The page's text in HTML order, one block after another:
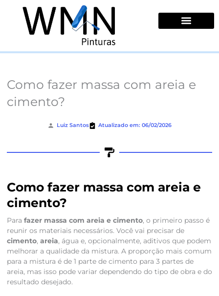
conteúdo
Como fazer massa com areia e
cimento?
Luiz Santos Atualizado em: 06/02/2026
Como fazer massa com areia e
cimento?
Para fazer massa com areia e cimento, o primeiro passo é
reunir os materiais necessários. Você vai precisar de
cimento, areia, água e, opcionalmente, aditivos que podem
melhorar a qualidade da mistura. A proporção mais comum
para a mistura é de 1 parte de cimento para 3 partes de
areia, mas isso pode variar dependendo do tipo de obra e do
resultado desejado.